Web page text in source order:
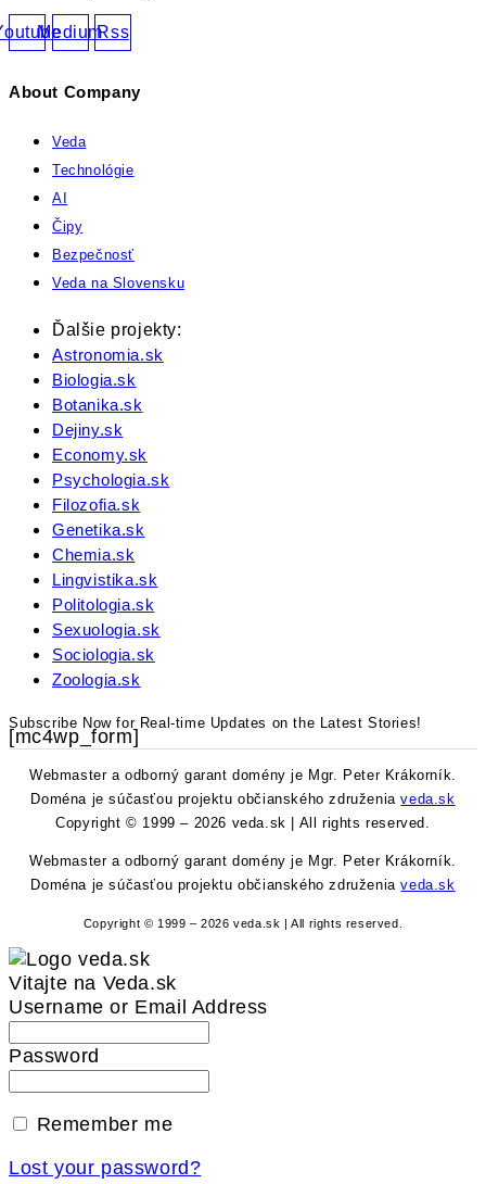
MediumRss
About Company
Veda
Technológie
AI
Čipy
Bezpečnosť
Veda na Slovensku
Ďalšie projekty:
Astronomia.sk
Biologia.sk
Botanika.sk
Dejiny.sk
Economy.sk
Psychologia.sk
Filozofia.sk
Genetika.sk
Chemia.sk
Lingvistika.sk
Politologia.sk
Sexuologia.sk
Sociologia.sk
Zoologia.sk
Subscribe Now for Real-time Updates on the Latest Stories!
[mc4wp_form]
Webmaster a odborný garant domény je Mgr. Peter Krákorník.
Doména je súčasťou projektu občianského združeniaveda.sk
Copyright © 1999 – 2026 veda.sk | All rights reserved.
Webmaster a odborný garant domény je Mgr. Peter Krákorník.
Doména je súčasťou projektu občianského združeniaveda.sk
Copyright © 1999 – 2026 veda.sk | All rights reserved.
Vitajte na Veda.sk
Username or Email Address
Password
Remember me
Lost your password?